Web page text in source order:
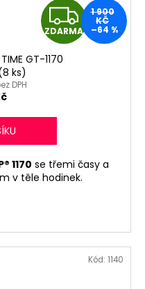
Z
D
A
ZDARMA
1 900
KČ
–64 %
GT-1170
ks)
DPH
1170 se třemi časy a
v těle hodinek.
Kód: 1140